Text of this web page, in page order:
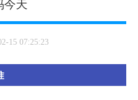
今天
15 07:25:23